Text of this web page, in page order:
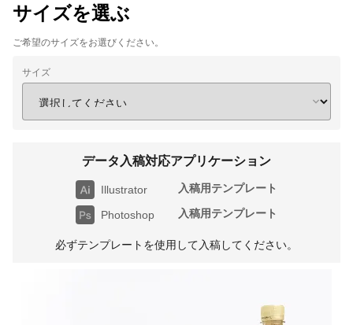
サイズを選ぶ
ご希望のサイズをお選びください。
サイズ
データ入稿対応アプリケーション
Illustrator 入稿用テンプレート
Photoshop 入稿用テンプレート
必ずテンプレートを使用して入稿してください。